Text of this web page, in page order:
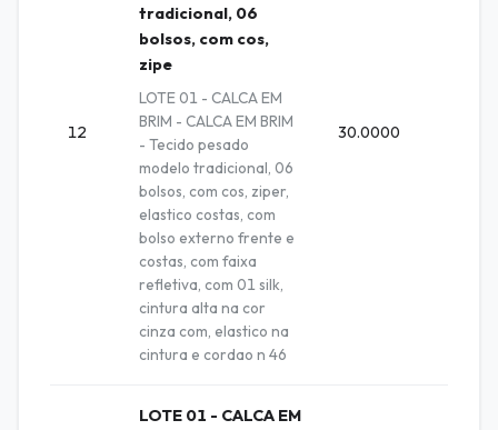
12
tradicional, 06
bolsos, com cos,
zipe
LOTE 01 - CALCA EM
BRIM - CALCA EM BRIM
- Tecido pesado
modelo tradicional, 06
bolsos, com cos, ziper,
elastico costas, com
bolso externo frente e
costas, com faixa
refletiva, com 01 silk,
cintura alta na cor
cinza com, elastico na
cintura e cordao n 46
30.0000
LOTE 01 - CALCA EM